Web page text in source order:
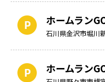
ホームラン
石川県金沢市堀川
ホームラン